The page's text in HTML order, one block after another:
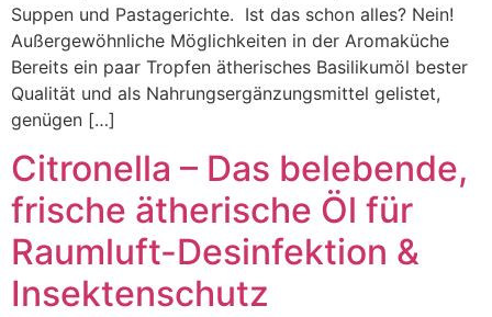
Suppen und Pastagerichte. Ist das schon alles? Nein!
Außergewöhnliche Möglichkeiten in der Aromaküche
Bereits ein paar Tropfen ätherisches Basilikumöl bester
Qualität und als Nahrungsergänzungsmittel gelistet,
genügen […]
Citronella – Das belebende,
frische ätherische Öl für
Raumluft-Desinfektion &
Insektenschutz